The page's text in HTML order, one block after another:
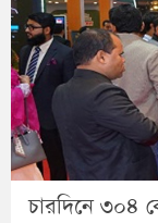
চারদিনে ৩০৪